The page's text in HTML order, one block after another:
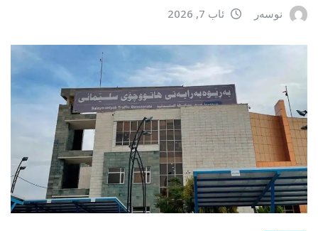
نوسەر ئاب 7, 2026